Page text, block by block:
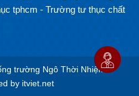
tphcm - Trường tư thục chất
trường Ngô Thời Nhiệm
by itviet.net